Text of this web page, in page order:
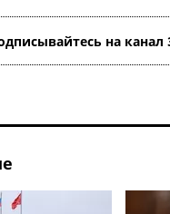
на канал